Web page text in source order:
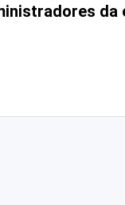
da